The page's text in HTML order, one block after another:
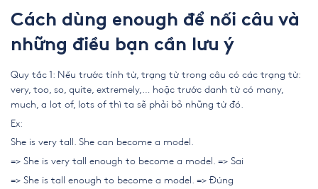
Cách dùng enough để nối câu và
những điều bạn cần lưu ý
Quy tắc 1: Nếu trước tính từ, trạng từ trong câu có các trạng từ:
very, too, so, quite, extremely,… hoặc trước danh từ có many,
much, a lot of, lots of thì ta sẽ phải bỏ những từ đó.
Ex:
She is very tall. She can become a model.
=> She is very tall enough to become a model. => Sai
=> She is tall enough to become a model. => Đúng